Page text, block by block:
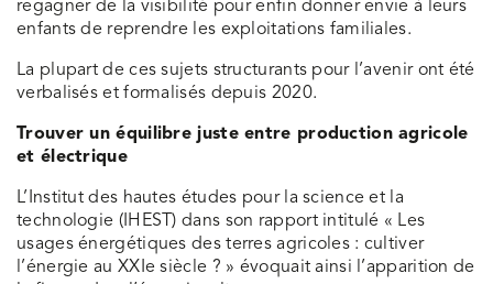
regagner de la visibilité pour enfin donner envie à leurs
enfants de reprendre les exploitations familiales.
La plupart de ces sujets structurants pour l’avenir ont été
verbalisés et formalisés depuis 2020.
Trouver un équilibre juste entre production agricole
et électrique
L’Institut des hautes études pour la science et la
technologie (IHEST) dans son rapport intitulé « Les
usages énergétiques des terres agricoles : cultiver
l’énergie au XXIe siècle ? » évoquait ainsi l’apparition de